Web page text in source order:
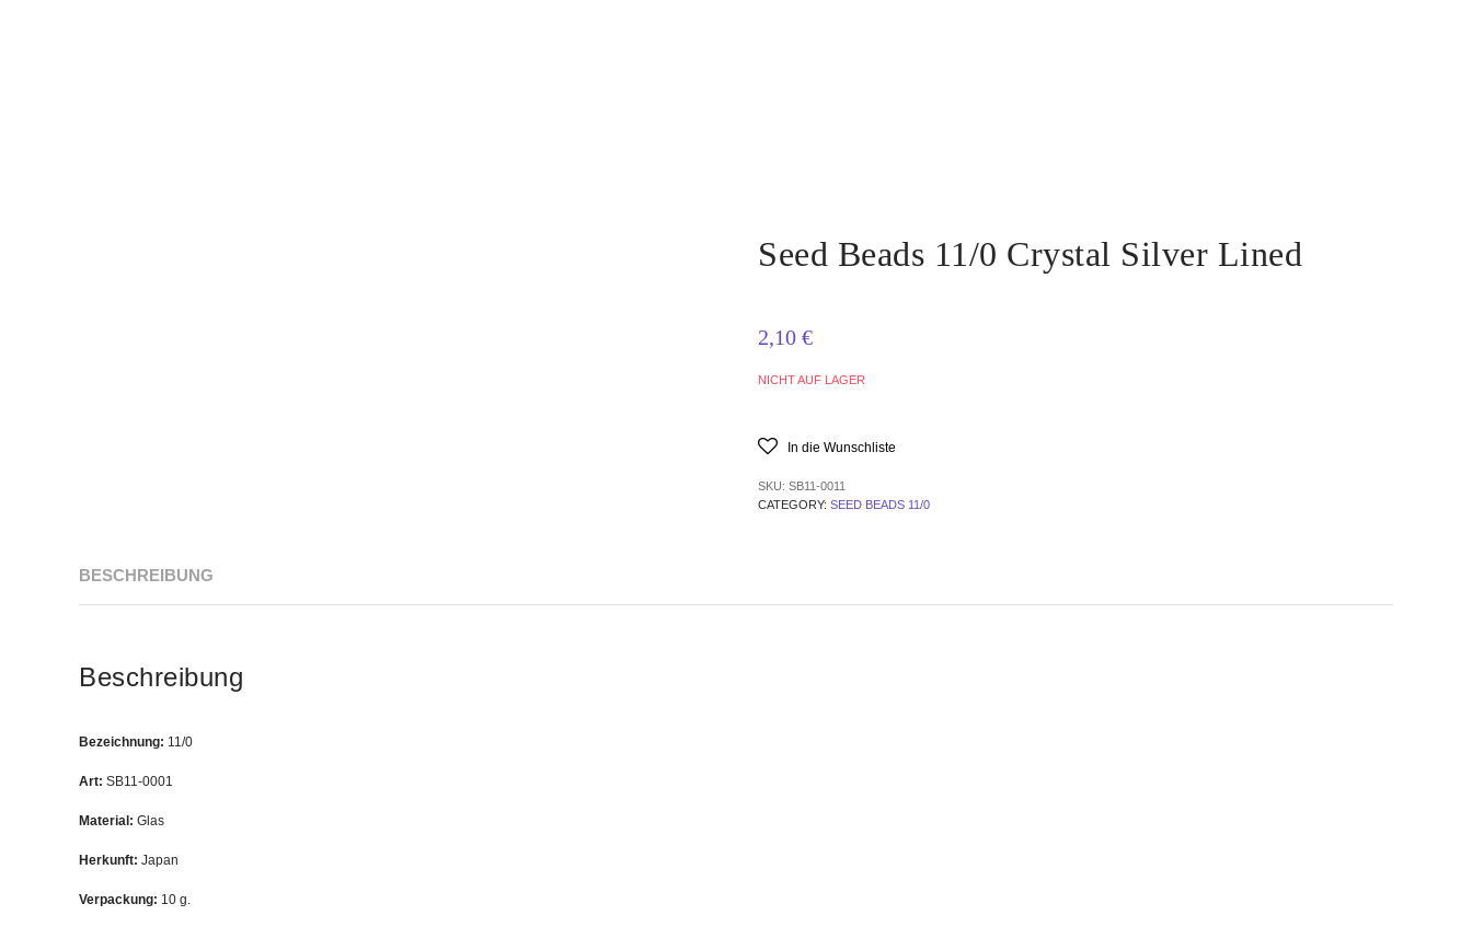
Seed Beads 11/0 Crystal Silver Lined
2,10 €
NICHT AUF LAGER
In die Wunschliste
SKU: SB11-0011
CATEGORY: SEED BEADS 11/0
BESCHREIBUNG
Beschreibung
Bezeichnung: 11/0
Art: SB11-0001
Material: Glas
Herkunft: Japan
Verpackung: 10 g.